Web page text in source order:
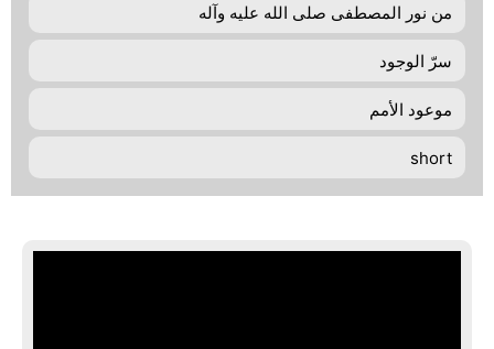
من نور المصطفى صلى الله عليه وآله
سرّ الوجود
موعود الأمم
short